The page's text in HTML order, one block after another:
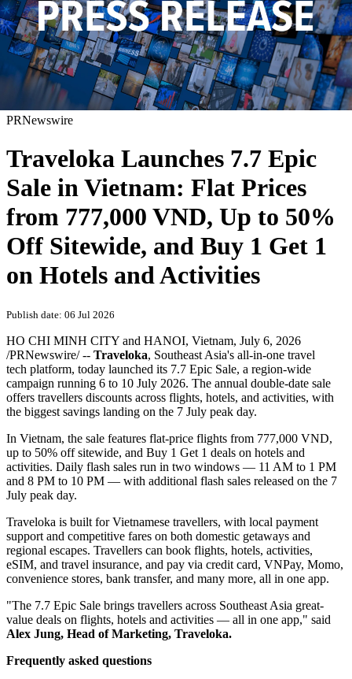
PRNewswire
Traveloka Launches 7.7 Epic
Sale in Vietnam: Flat Prices
from 777,000 VND, Up to 50%
Off Sitewide, and Buy 1 Get 1
on Hotels and Activities
Publish date: 06 Jul 2026
HO CHI MINH CITY and HANOI, Vietnam, July 6, 2026
/PRNewswire/ -- Traveloka, Southeast Asia's all-in-one travel
tech platform, today launched its 7.7 Epic Sale, a region-wide
campaign running 6 to 10 July 2026. The annual double-date sale
offers travellers discounts across flights, hotels, and activities, with
the biggest savings landing on the 7 July peak day.
In Vietnam, the sale features flat-price flights from 777,000 VND,
up to 50% off sitewide, and Buy 1 Get 1 deals on hotels and
activities. Daily flash sales run in two windows — 11 AM to 1 PM
and 8 PM to 10 PM — with additional flash sales released on the 7
July peak day.
Traveloka is built for Vietnamese travellers, with local payment
support and competitive fares on both domestic getaways and
regional escapes. Travellers can book flights, hotels, activities,
eSIM, and travel insurance, and pay via credit card, VNPay, Momo,
convenience stores, bank transfer, and many more, all in one app.
"The 7.7 Epic Sale brings travellers across Southeast Asia great-
value deals on flights, hotels and activities — all in one app," said
Alex Jung, Head of Marketing, Traveloka.
Frequently asked questions